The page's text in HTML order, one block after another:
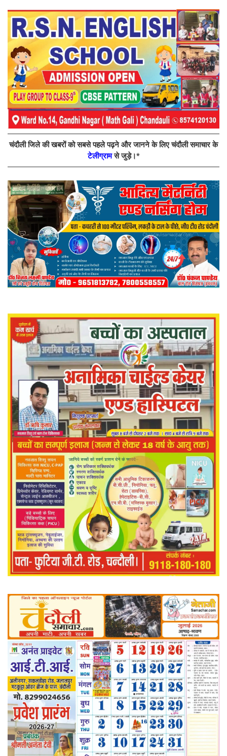
चंदौली जिले की खबरों को सबसे पहले पढ़ने और जानने के लिए चंदौली समाचार के
टेलीग्रामसे जुड़े।*